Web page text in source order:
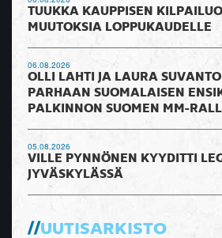
TUUKKA KAUPPISEN
MUUTOKSIA LOPPUKAUDELLE
06.08.2026
OLLI LAHTI JA LAURA
PARHAAN SUOMALAISEN
PALKINNON SUOMEN MM-
05.08.2026
VILLE PYNNÖNEN KYYDITTI
JYVÄSKYLÄSSÄ
UUTISARKISTO